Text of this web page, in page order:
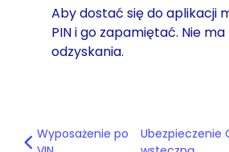
Aby dostać się do aplikacji
PIN i go zapamiętać. Nie
odzyskania.
Wyposażenie po
Ubezpieczenie